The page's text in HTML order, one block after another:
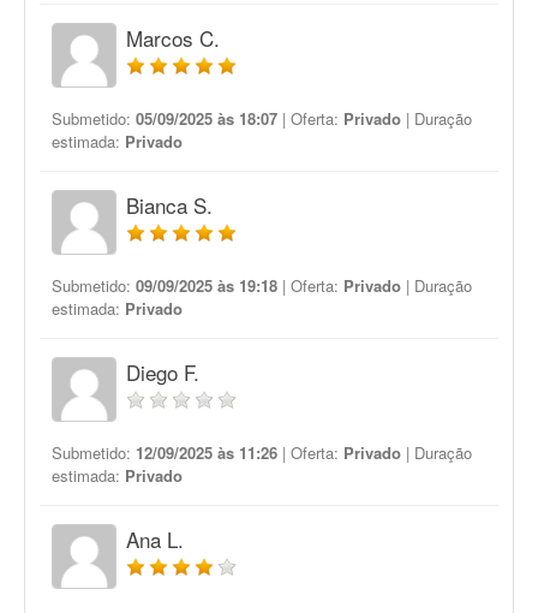
Marcos C.
Submetido: 05/09/2025 às 18:07 | Oferta: Privado | Duração
estimada: Privado
Bianca S.
Submetido: 09/09/2025 às 19:18 | Oferta: Privado | Duração
estimada: Privado
Diego F.
Submetido: 12/09/2025 às 11:26 | Oferta: Privado | Duração
estimada: Privado
Ana L.